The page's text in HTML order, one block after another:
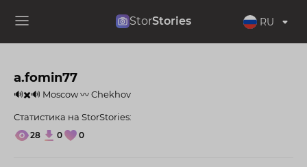
StorStories RU
a.fomin77
🔊✖️🔊 Moscow 〰️ Chekhov
Статистика на StorStories:
28 0 0